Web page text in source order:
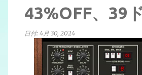
43%OFF、39
日付: 4月 30, 2024